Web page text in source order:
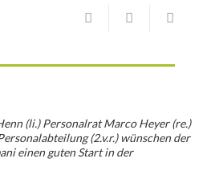
(li.) Personalrat Marco Heyer (re.)
(2.v.r.) wünschen der
einen guten Start in der